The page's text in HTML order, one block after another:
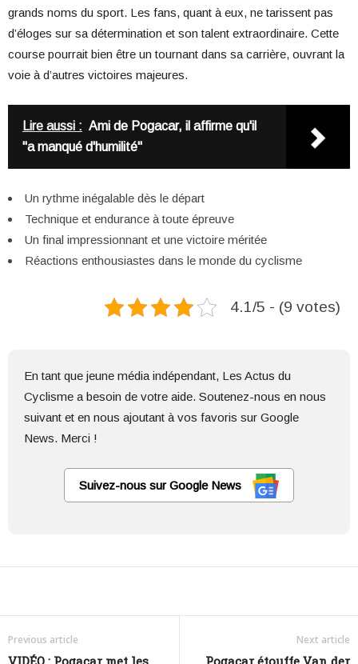
grands noms du sport. Les fans, quant à eux, ne tarissent pas
d’éloges sur sa détermination et son talent extraordinaire. Cette
course pourrait bien être un tournant dans sa carrière, ouvrant la
voie à d’autres victoires majeures.
Lire aussi : Ami de Pogacar, il affirme qu'il
"a manqué d'humilité"
Un rythme inégalable dès le départ
Technique et endurance à toute épreuve
Un final impressionnant et une victoire méritée
Réactions enthousiastes dans le monde du cyclisme
4.1/5 - (9 votes)
En tant que jeune média indépendant, Les Actus du
Cyclisme a besoin de votre aide. Soutenez-nous en nous
suivant et en nous ajoutant à vos favoris sur Google
News. Merci !
Suivez-nous sur Google News
Previous article Next article